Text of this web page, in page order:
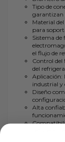
Tipo de
garantizan
Material
para
Sistema
el flujo de
Control
del
Aplicación:
industrial y
Diseño
Alta